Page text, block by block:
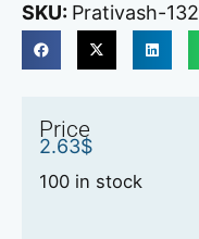
SKU: Prativash-132
Price
2.63$
100 in stock